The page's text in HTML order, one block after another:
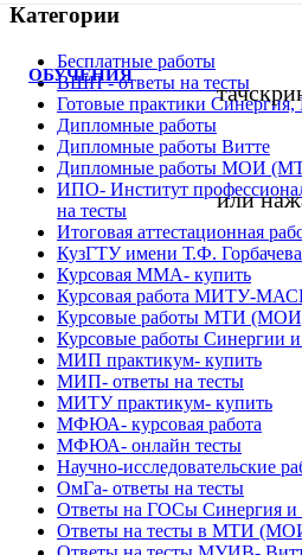
ОБУЧЕНИЯ
или
Категории
Бесплатные работы
ВШП - ответы на тесты
Готовые практики
Дипломные работы
Дипломные работы Витте
Дипломные работы МОИ
ИПО- Институт
на тесты
Итоговая аттестационная
КузГТУ имени Т.Ф. Горбачева
Курсовая ММА- купить
Курсовая работа МИТУ-
Курсовые работы МТИ
Курсовые работы
МИП практикум- купить
МИП- ответы на тесты
МИТУ практикум- купить
МФЮА- курсовая работа
МФЮА- онлайн тесты
Научно-исследовательские
ОмГа- ответы на тесты
Ответы на ГОСы Синергия
Ответы на тесты в МТИ